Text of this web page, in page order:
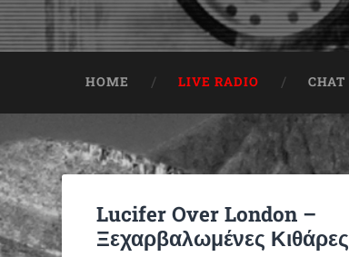
HOME LIVE RADIO CHAT
Lucifer Over London –
Ξεχαρβαλωμένες Κιθάρες